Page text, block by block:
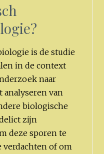
is de studie
in de context
naar
analyseren van
biologische
zijn
deze sporen te
of om